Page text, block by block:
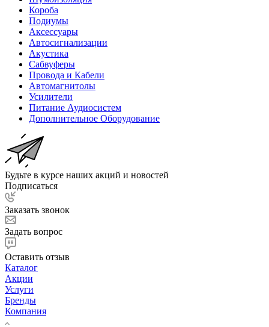
Короба
Подиумы
Аксессуары
Автосигнализации
Акустика
Сабвуферы
Провода и Кабели
Автомагнитолы
Усилители
Питание Аудиосистем
Дополнительное Оборудование
Будьте в курсе наших акций и новостей
Подписаться
Заказать звонок
Задать вопрос
Оставить отзыв
Каталог
Акции
Услуги
Бренды
Компания